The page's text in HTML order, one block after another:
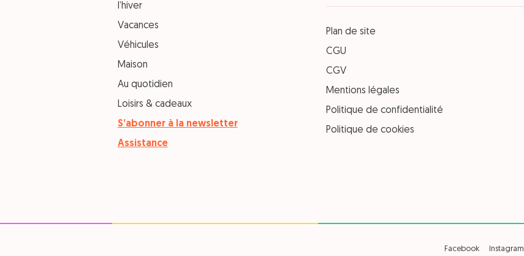
l’hiver
Vacances
Véhicules
Maison
Au quotidien
Loisirs & cadeaux
S’abonner à la newsletter
Assistance
Plan de site
CGU
CGV
Mentions légales
Politique de confidentialité
Politique de cookies
Facebook Instagram